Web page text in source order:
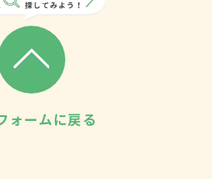
ォームに戻る